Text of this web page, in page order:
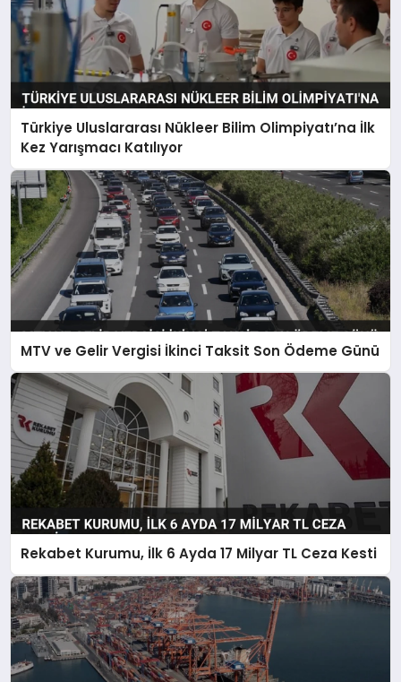
Türkiye Uluslararası Nükleer Bilim Olimpiyatı’na İlk
Kez Yarışmacı Katılıyor
MTV ve Gelir Vergisi İkinci Taksit Son Ödeme Günü
Rekabet Kurumu, İlk 6 Ayda 17 Milyar TL Ceza Kesti